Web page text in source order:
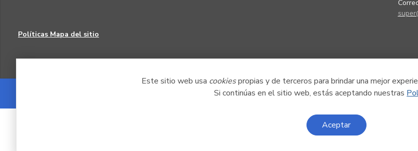
Este sitio web usa cookiespropias y de terceros para brindar una mejor
Si continúas en el sitio web, estás aceptando nuestras
Aceptar
Políticas Mapa del sitio